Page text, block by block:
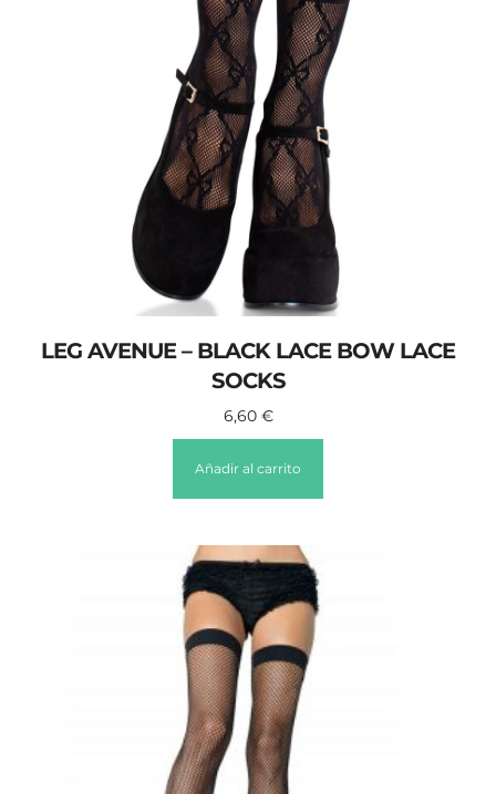
LEG AVENUE – BLACK LACE BOW LACE
SOCKS
6,60 €
Añadir al carrito